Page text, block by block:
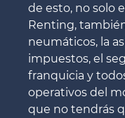
de esto, no solo
Renting,
neumáticos, la
impuestos, el
franquicia y
operativos del
que no tendrás